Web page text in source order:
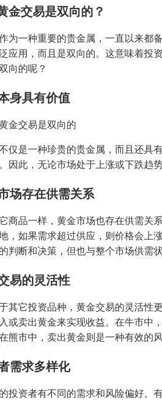
金交易是双向的？
为一种重要的贵金属，一直以来都
应用，而且是双向的。这意味着投
向的呢？
身具有价值
仅是一种珍贵的贵金属，而且还具
因此，无论市场处于上涨或下跌趋
场存在供需关系
商品一样，黄金市场也存在供需关
，如果需求超过供应，则价格会上
判断和决策，但也与整个市场供需状
易的灵活性
其它投资品种，黄金交易的灵活性
或卖出黄金来实现收益。在牛市中
熊市中，卖出黄金则是一种有效的风
需求多样化
投资者有不同的需求和风险偏好。